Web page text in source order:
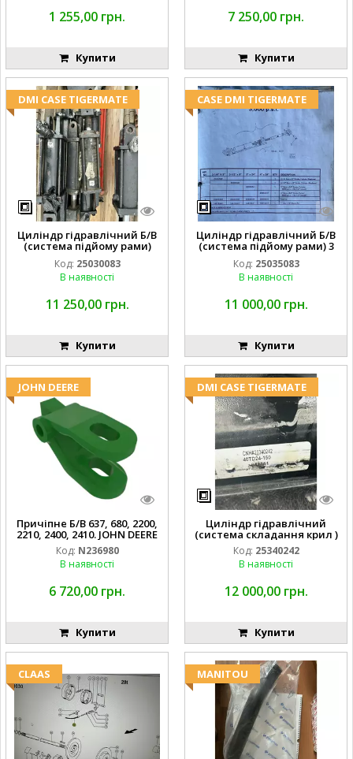
1 255,00 грн.
Купити
7 250,00 грн.
Купити
DMI CASE TIGERMATE
Циліндр гідравлічний Б/В
(система підйому рами)
3X8 87423768
Код: 25030083
В наявності
11 250,00 грн.
Купити
CASE DMI TIGERMATE
Циліндр гідравлічний Б/В
(система підйому рами) 3
1/2 84255910
Код: 25035083
В наявності
11 000,00 грн.
Купити
JOHN DEERE
Причіпне Б/В 637, 680, 2200,
2210, 2400, 2410. JOHN DEERE
Код: N236980
В наявності
6 720,00 грн.
Купити
DMI CASE TIGERMATE
Циліндр гідравлічний
(система складання крил )
Код: 25340242
В наявності
12 000,00 грн.
Купити
CLAAS MANITOU